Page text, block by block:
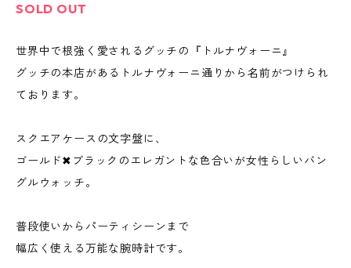
SOLD OUT
世界中で根強く愛されるグッチの『トルナヴォーニ』
グッチの本店があるトルナヴォーニ通りから名前がつけられ
ております。
スクエアケースの文字盤に、
ゴールド✖︎ブラックのエレガントな色合いが女性らしいバン
グルウォッチ。
普段使いからパーティシーンまで
幅広く使える万能な腕時計です。